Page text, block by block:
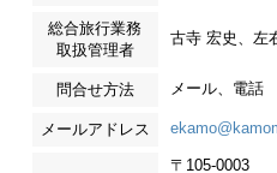
総合旅行業務
取扱管理者
古寺 宏史、左
問合せ方法 メール、電話
メールアドレス
〒105-0003